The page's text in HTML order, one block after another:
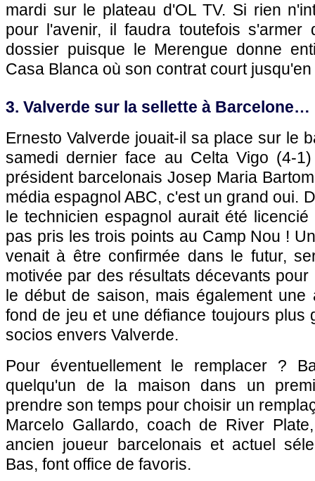
mardi sur le plateau d'OL TV. Si rien
pour l'avenir, il faudra toutefois s'armer
dossier puisque le Merengue donne
Casa Blanca où son contrat court
3. Valverde sur la sellette à Barcelone…
Ernesto Valverde jouait-il sa place sur le
samedi dernier face au Celta Vigo (4-
président barcelonais Josep Maria
média espagnol ABC, c'est un grand oui.
le technicien espagnol aurait été
pas pris les trois points au Camp Nou !
venait à être confirmée dans le futur,
motivée par des résultats décevants
le début de saison, mais également une
fond de jeu et une défiance toujours plus
socios envers Valverde.
Pour éventuellement le remplacer ?
quelqu'un de la maison dans un
prendre son temps pour choisir un
Marcelo Gallardo, coach de River
ancien joueur barcelonais et actuel
Bas, font office de favoris.